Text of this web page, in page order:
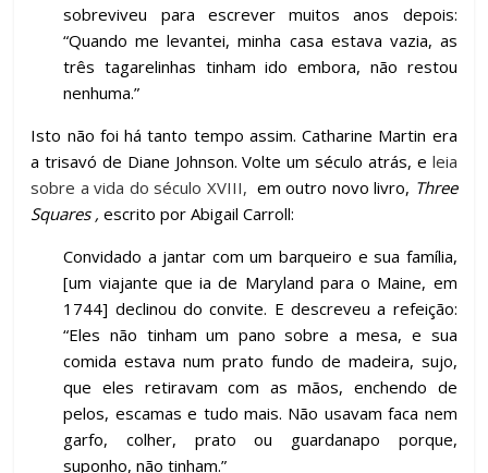
sobreviveu para escrever muitos anos depois:
“Quando me levantei, minha casa estava vazia, as
três tagarelinhas tinham ido embora, não restou
nenhuma.”
Isto não foi há tanto tempo assim. Catharine Martin era
a trisavó de Diane Johnson. Volte um século atrás, e leia
sobre a vida do século XVIII, em outro novo livro, Three
Squares ,escrito por Abigail Carroll:
Convidado a jantar com um barqueiro e sua família,
[um viajante que ia de Maryland para o Maine, em
1744] declinou do convite. E descreveu a refeição:
“Eles não tinham um pano sobre a mesa, e sua
comida estava num prato fundo de madeira, sujo,
que eles retiravam com as mãos, enchendo de
pelos, escamas e tudo mais. Não usavam faca nem
garfo, colher, prato ou guardanapo porque,
suponho, não tinham.”